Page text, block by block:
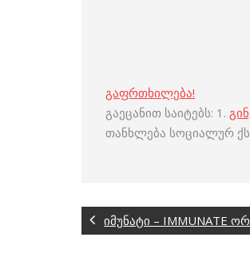
გაფრთხილება!
გაეცანით საიტებს: 1.
თანხლება სოციალურ
იმუნატი – IMMUNATE